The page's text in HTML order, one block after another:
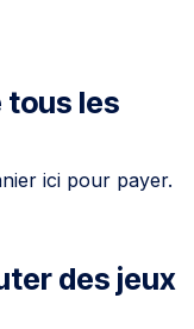
les
ici pour payer.
des jeux